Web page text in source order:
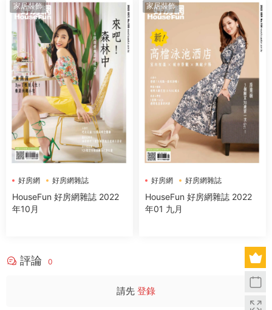
家居裝飾
好房網 好房網雜誌
HouseFun 好房網雜誌 2022
年10月
家居裝飾
好房網 好房網雜誌
HouseFun 好房網雜誌 2022
年01 九月
評論 0
請先 登錄